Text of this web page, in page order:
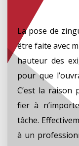
La pose de
être faite avec
hauteur des
pour que
C’est la raison
fier à
tâche.
à un